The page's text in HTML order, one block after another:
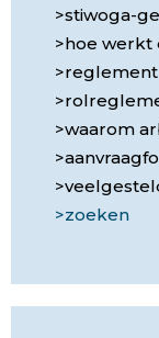
stiwoga-
hoe werkt
reglement
waarom
zoeken